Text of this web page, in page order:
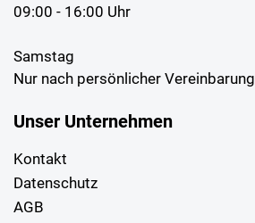
09:00 - 16:00 Uhr
Samstag
Nur nach persönlicher Vereinbarung
Unser Unternehmen
Kontakt
Datenschutz
AGB